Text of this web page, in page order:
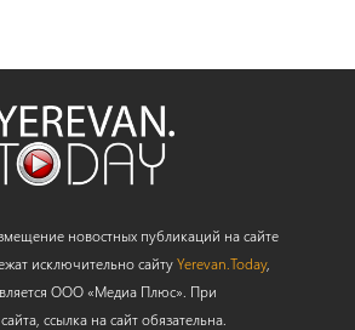
новостных публикаций на сайте
исключительно сайтуYerevan.Today,
ООО «Медиа Плюс». При
ссылка на сайт обязательна.